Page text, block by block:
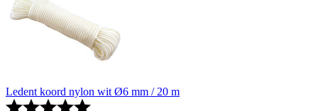
Ledent koord nylon wit Ø6 mm / 20 m